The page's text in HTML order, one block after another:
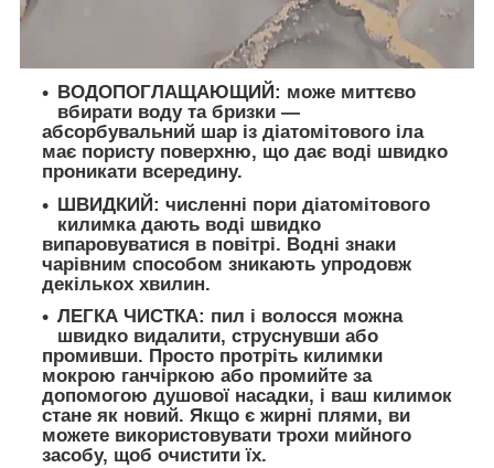
ВОДОПОГЛАЩАЮЩИЙ: може миттєво
вбирати воду та бризки —
абсорбувальний шар із діатомітового іла
має пористу поверхню, що дає воді швидко
проникати всередину.
ШВИДКИЙ: численні пори діатомітового
килимка дають воді швидко
випаровуватися в повітрі. Водні знаки
чарівним способом зникають упродовж
декількох хвилин.
ЛЕГКА ЧИСТКА: пил і волосся можна
швидко видалити, струснувши або
промивши. Просто протріть килимки
мокрою ганчіркою або промийте за
допомогою душової насадки, і ваш килимок
стане як новий. Якщо є жирні плями, ви
можете використовувати трохи мийного
засобу, щоб очистити їх.